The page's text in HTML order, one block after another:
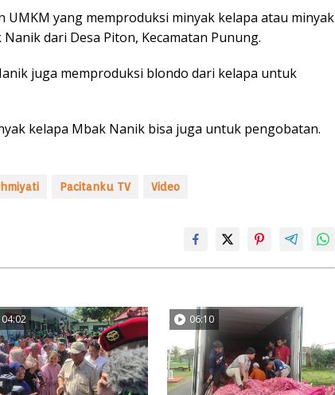
UMKM yang memproduksi minyak kelapa atau minyak
dari Desa Piton, Kecamatan Punung.
juga memproduksi blondo dari kelapa untuk
kelapa Mbak Nanik bisa juga untuk pengobatan.
Pacitanku TV Video
04:02 06:10